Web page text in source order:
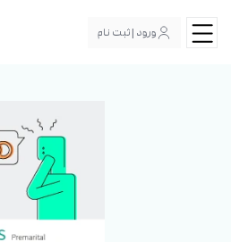
ورود | ثبت نام